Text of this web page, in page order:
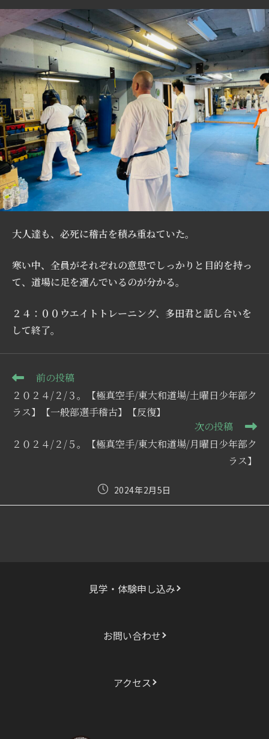
大人達も、必死に稽古を積み重ねていた。
寒い中、全員がそれぞれの意思でしっかりと目的を持っ
て、道場に足を運んでいるのが分かる。
２４：００ウエイトトレーニング、多田君と話し合いを
して終了。
そ
他
の
を
前の投稿
２０２４/２/３。【極真空手/東大和道場/土曜日少年部ク
ラス】【一般部選手稽古】【反復】
次の投稿
２０２４/２/５。【極真空手/東大和道場/月曜日少年部ク
ラス】
投
2024年2月5日
見学・体験申し込み
お問い合わせ
アクセス